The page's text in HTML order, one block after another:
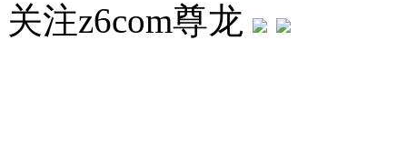
关注z6com尊龙